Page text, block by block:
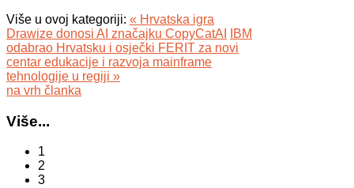
Više u ovoj kategoriji: « Hrvatska igra
Drawize donosi AI značajku CopyCatAI
IBM
odabrao Hrvatsku i osječki FERIT za novi
centar edukacije i razvoja mainframe
tehnologije u regiji »
na vrh članka
Više...
1
2
3